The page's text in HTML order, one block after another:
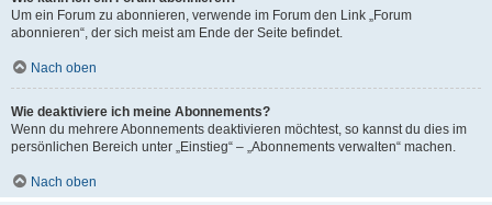
Um ein Forum zu abonnieren, verwende im Forum den Link „Forum
abonnieren“, der sich meist am Ende der Seite befindet.
Nach oben
Wie deaktiviere ich meine Abonnements?
Wenn du mehrere Abonnements deaktivieren möchtest, so kannst du dies im
persönlichen Bereich unter „Einstieg“ – „Abonnements verwalten“ machen.
Nach oben